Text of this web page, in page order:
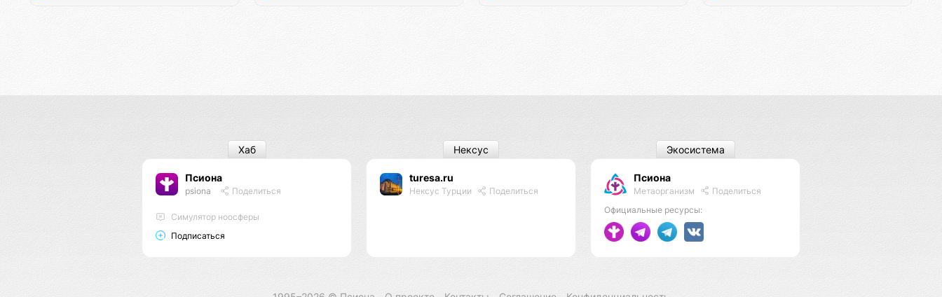
Псиона
psiona Поделиться
Cимулятор ноосферы
Подписаться
Хаб
turesa.ru
Нексус Турции Поделиться
Нексус
Псиона
Метаорганизм
Поделиться
Официальные ресурсы:
Экосистема